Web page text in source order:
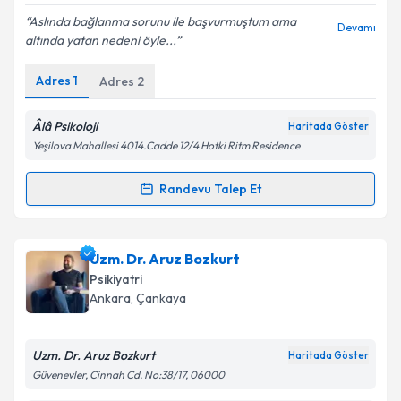
E-posta Adresiniz
Kişisel verilerimin işlenmesine ilişkinAydınlatma
Metni
'ni okudum ve kişisel verilerimin belirtilen
kapsamda işlenmesini kabul ediyorum.
Takvim Talebini Gönder
Aslında bağlanma sorunu ile başvurmuştum ama
altında yatan nedeni öyle...
Devamı
Adres 1 Adres 2
Âlâ Psikoloji Haritada Göster
Yeşilova Mahallesi 4014.Cadde 12/4 Hotki Ritm Residence
Randevu Talep Et
Randevu Takvimi Talebi
Psk. Zişan Topçuoğlu Dinçeriçin randevu takvimi
talebi oluşturun. Size bu uzmandan randevu almanız
için bir takvim hazırlandığında e-posta ile
bilgilendireceğiz.
Uzm. Dr. Aruz Bozkurt
Psikiyatri
Ankara, Çankaya
Uzm. Dr. Aruz Bozkurt Haritada Göster
Güvenevler, Cinnah Cd. No:38/17, 06000